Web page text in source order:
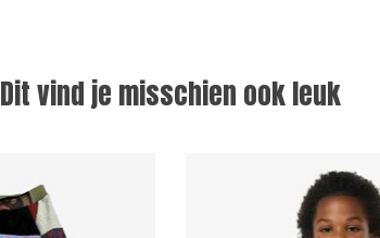
Dit vind je misschien ook leuk